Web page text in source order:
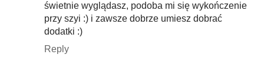
świetnie wyglądasz, podoba mi się wykończenie
przy szyi :) i zawsze dobrze umiesz dobrać
dodatki :)
Reply